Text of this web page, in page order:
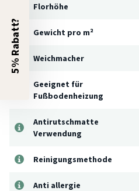
Florhöhe
Gewicht pro m²
Weichmacher
Geeignet für
Fußbodenheizung
Antirutschmatte
Verwendung
Reinigungsmethode
Anti allergie
5% Rabatt?